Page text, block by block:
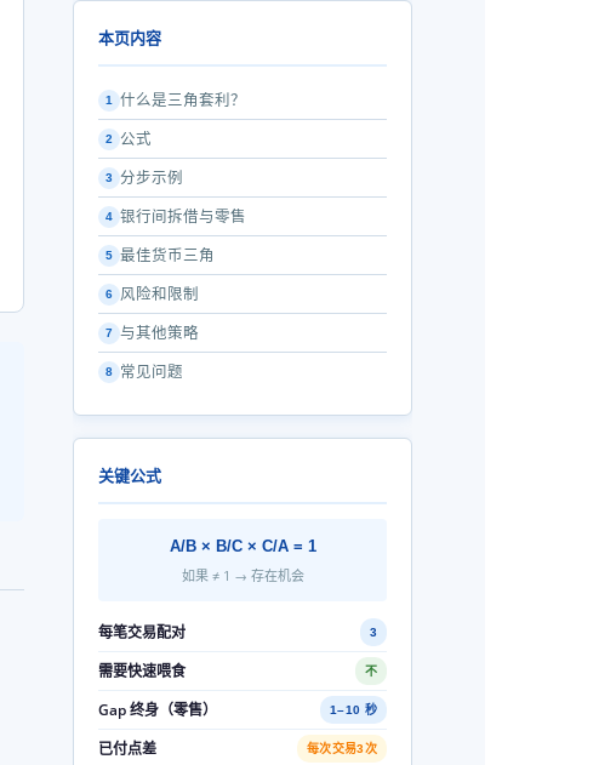
本页内容
1 什么是三角套利？
2 公式
3 分步示例
4 银行间拆借与零售
5 最佳货币三角
6 风险和限制
7 与其他策略
8 常见问题
关键公式
A/B × B/C × C/A = 1
如果 ≠ 1 → 存在机会
每笔交易配对 3
需要快速喂食 不
Gap 终身（零售） 1–10 秒
已付点差 每次交易3次